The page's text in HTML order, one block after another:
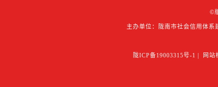
©
主办单位：陇南市社会信用体系
陇ICP备19003315号-1 网站